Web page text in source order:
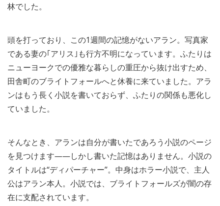
林でした。
頭を打っており、この1週間の記憶がないアラン。写真家
である妻の｢アリス｣も行方不明になっています。ふたりは
ニューヨークでの優雅な暮らしの重圧から抜け出すため、
田舎町のブライトフォールへと休養に来ていました。アラ
ンはもう長く小説を書いておらず、ふたりの関係も悪化し
ていました。
そんなとき、アランは自分が書いたであろう小説のページ
を見つけます――しかし書いた記憶はありません。小説の
タイトルは“ディパーチャー”。中身はホラー小説で、主人
公はアラン本人。小説では、ブライトフォールズが闇の存
在に支配されています。